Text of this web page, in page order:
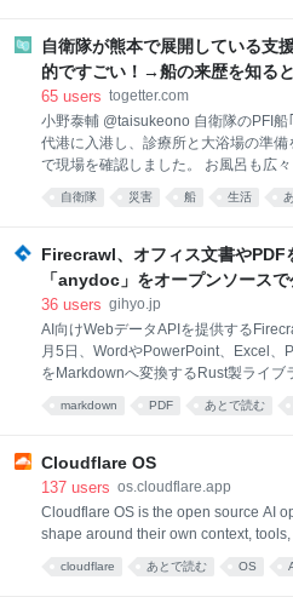
反発して離党したことを踏ま
自衛隊が熊本で展開している支
的ですごい！→船の来歴を知る
用の仕方はいいね」
65 users togetter.com
小野泰輔 @taisukeono 自衛隊のPFI船
代港に入港し、診療所と大浴場の準備
で現場を確認しました。 お風呂も広
後もゆっくりしていただけますし、キ
えています！ 今後、300室の宿泊受け
的に使っていただき、疲れを回復し
貢献してくれそうです。早期の宿泊受
願い申し上げました。 台風が接近して
後はフル回転していただきたいと思い
05 10:54:48
自衛隊 災害 船 生活
Firecrawl、オフィス文書や
「anydoc」をオープンソース
36 users gihyo.jp
AI向けWebデータAPIを提供する
月5日、WordやPowerPoint、Excel、
をMarkdownへ変換するRust製ライブ
をオープンソースで公開した。ローカ
し、CLIのほかRust、Node.js、Python
anydocは、Word、PowerPoint、Excel
OpenDocument、RTF、EPUB、CSV
Flavored Markdown（GFM）へ変換す
各形式では、共通の文書モデルを経由
出し、表、リスト、脚注などを形式
markdown PDF あとで読む
Cloudflare OS
137 users os.cloudflare.app
Cloudflare OS is the open source AI
shape around their own context,
cloudflare あとで読む OS